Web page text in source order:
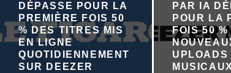
DÉPASSE POUR LA
PREMIÈRE FOIS 50
% DES TITRES MIS
EN LIGNE
QUOTIDIENNEMENT
SUR DEEZER
PAR IA
POUR LA
FOIS 50 %
UPLOADS
MUSICAUX